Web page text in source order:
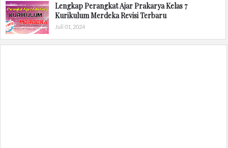
Lengkap Perangkat Ajar Prakarya Kelas 7
Kurikulum Merdeka Revisi Terbaru
Juli 01, 2024